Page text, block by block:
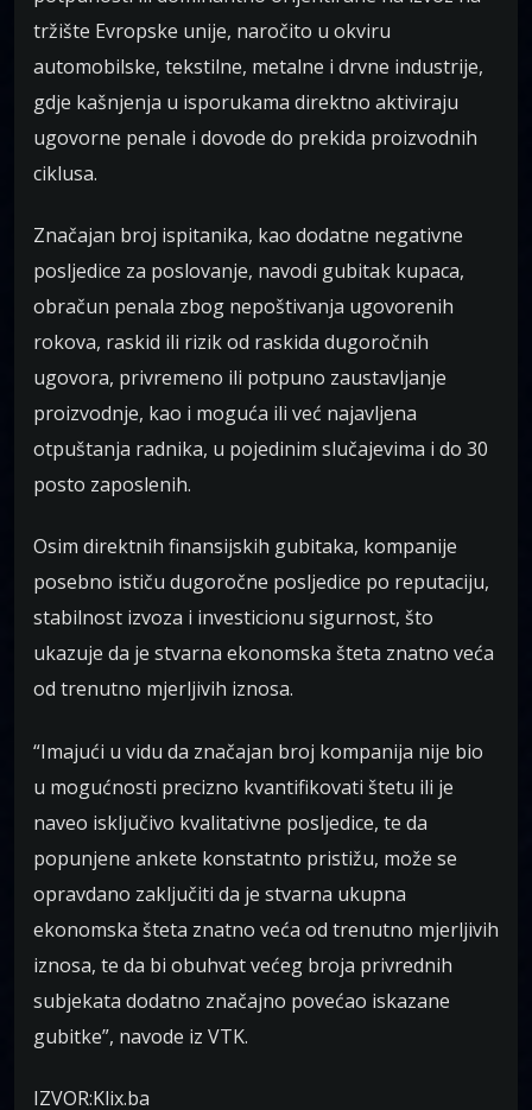
tržište Evropske unije, naročito u okviru
automobilske, tekstilne, metalne i drvne industrije,
gdje kašnjenja u isporukama direktno aktiviraju
ugovorne penale i dovode do prekida proizvodnih
ciklusa.
Značajan broj ispitanika, kao dodatne negativne
posljedice za poslovanje, navodi gubitak kupaca,
obračun penala zbog nepoštivanja ugovorenih
rokova, raskid ili rizik od raskida dugoročnih
ugovora, privremeno ili potpuno zaustavljanje
proizvodnje, kao i moguća ili već najavljena
otpuštanja radnika, u pojedinim slučajevima i do 30
posto zaposlenih.
Osim direktnih finansijskih gubitaka, kompanije
posebno ističu dugoročne posljedice po reputaciju,
stabilnost izvoza i investicionu sigurnost, što
ukazuje da je stvarna ekonomska šteta znatno veća
od trenutno mjerljivih iznosa.
“Imajući u vidu da značajan broj kompanija nije bio
u mogućnosti precizno kvantifikovati štetu ili je
naveo isključivo kvalitativne posljedice, te da
popunjene ankete konstatnto pristižu, može se
opravdano zaključiti da je stvarna ukupna
ekonomska šteta znatno veća od trenutno mjerljivih
iznosa, te da bi obuhvat većeg broja privrednih
subjekata dodatno značajno povećao iskazane
gubitke”, navode iz VTK.
IZVOR:Klix.ba